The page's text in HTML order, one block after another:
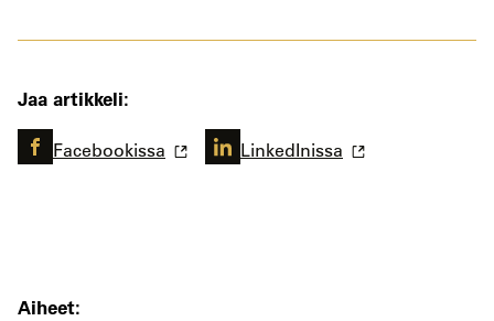
Aiheet:
Jaa artikkeli:
Facebookissa LinkedInissa